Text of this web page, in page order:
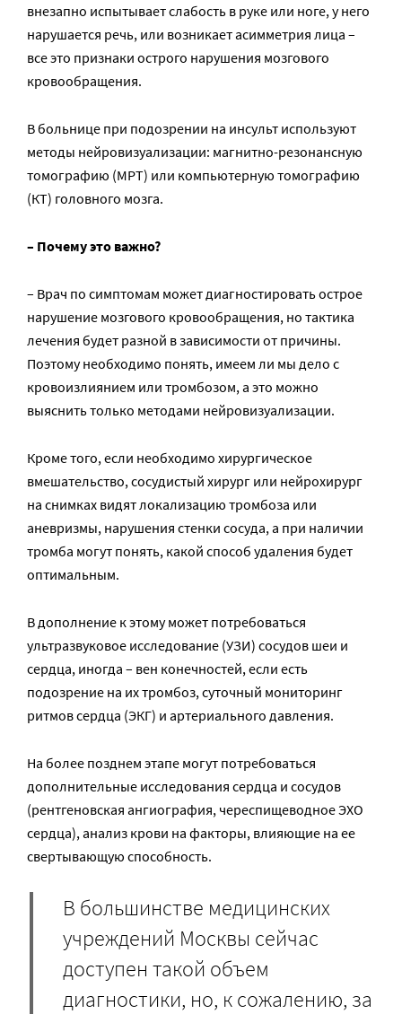
внезапно испытывает слабость в руке или ноге, у него
нарушается речь, или возникает асимметрия лица –
все это признаки острого нарушения мозгового
кровообращения.
В больнице при подозрении на инсульт используют
методы нейровизуализации: магнитно-резонансную
томографию (МРТ) или компьютерную томографию
(КТ) головного мозга.
– Почему это важно?
– Врач по симптомам может диагностировать острое
нарушение мозгового кровообращения, но тактика
лечения будет разной в зависимости от причины.
Поэтому необходимо понять, имеем ли мы дело с
кровоизлиянием или тромбозом, а это можно
выяснить только методами нейровизуализации.
Кроме того, если необходимо хирургическое
вмешательство, сосудистый хирург или нейрохирург
на снимках видят локализацию тромбоза или
аневризмы, нарушения стенки сосуда, а при наличии
тромба могут понять, какой способ удаления будет
оптимальным.
В дополнение к этому может потребоваться
ультразвуковое исследование (УЗИ) сосудов шеи и
сердца, иногда – вен конечностей, если есть
подозрение на их тромбоз, суточный мониторинг
ритмов сердца (ЭКГ) и артериального давления.
На более позднем этапе могут потребоваться
дополнительные исследования сердца и сосудов
(рентгеновская ангиография, череспищеводное ЭХО
сердца), анализ крови на факторы, влияющие на ее
свертывающую способность.
В большинстве медицинских
учреждений Москвы сейчас
доступен такой объем
диагностики, но, к сожалению, за